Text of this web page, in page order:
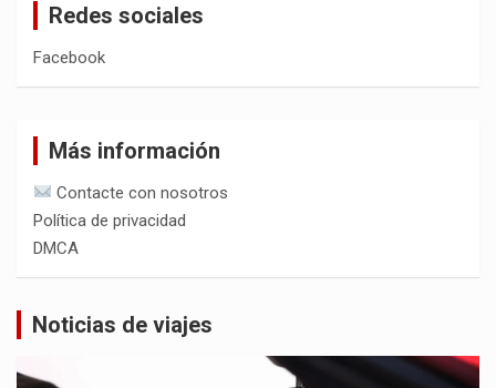
Redes sociales
Facebook
Más información
Contacte con nosotros
Política de privacidad
DMCA
Noticias de viajes